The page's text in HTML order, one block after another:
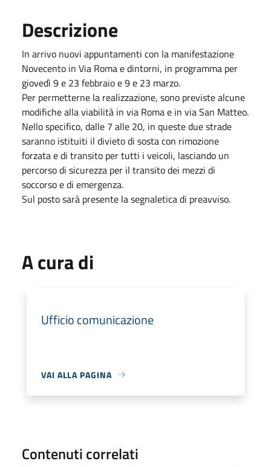
Descrizione
In arrivo nuovi appuntamenti con la manifestazione
Novecento in Via Roma e dintorni, in programma per
giovedì 9 e 23 febbraio e 9 e 23 marzo.
Per permetterne la realizzazione, sono previste alcune
modifiche alla viabilità in via Roma e in via San Matteo.
Nello specifico, dalle 7 alle 20, in queste due strade
saranno istituiti il divieto di sosta con rimozione
forzata e di transito per tutti i veicoli, lasciando un
percorso di sicurezza per il transito dei mezzi di
soccorso e di emergenza.
Sul posto sarà presente la segnaletica di preavviso.
A cura di
Ufficio comunicazione
VAI ALLA PAGINA
Contenuti correlati